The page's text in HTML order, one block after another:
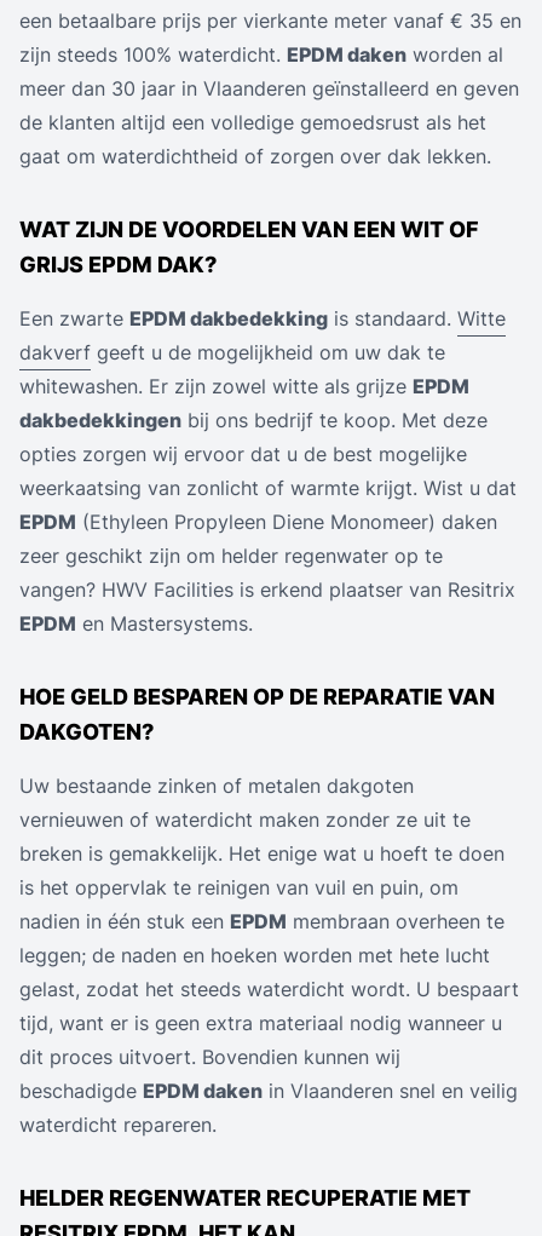
een betaalbare prijs per vierkante meter vanaf € 35 en
zijn steeds 100% waterdicht. EPDM daken worden al
meer dan 30 jaar in Vlaanderen geïnstalleerd en geven
de klanten altijd een volledige gemoedsrust als het
gaat om waterdichtheid of zorgen over dak lekken.
WAT ZIJN DE VOORDELEN VAN EEN WIT OF
GRIJS EPDM DAK?
Een zwarte EPDM dakbedekking is standaard. Witte
dakverf geeft u de mogelijkheid om uw dak te
whitewashen. Er zijn zowel witte als grijze EPDM
dakbedekkingen bij ons bedrijf te koop. Met deze
opties zorgen wij ervoor dat u de best mogelijke
weerkaatsing van zonlicht of warmte krijgt. Wist u dat
EPDM (Ethyleen Propyleen Diene Monomeer) daken
zeer geschikt zijn om helder regenwater op te
vangen? HWV Facilities is erkend plaatser van Resitrix
EPDM en Mastersystems.
HOE GELD BESPAREN OP DE REPARATIE VAN
DAKGOTEN?
Uw bestaande zinken of metalen dakgoten
vernieuwen of waterdicht maken zonder ze uit te
breken is gemakkelijk. Het enige wat u hoeft te doen
is het oppervlak te reinigen van vuil en puin, om
nadien in één stuk een EPDM membraan overheen te
leggen; de naden en hoeken worden met hete lucht
gelast, zodat het steeds waterdicht wordt. U bespaart
tijd, want er is geen extra materiaal nodig wanneer u
dit proces uitvoert. Bovendien kunnen wij
beschadigde EPDM daken in Vlaanderen snel en veilig
waterdicht repareren.
HELDER REGENWATER RECUPERATIE MET